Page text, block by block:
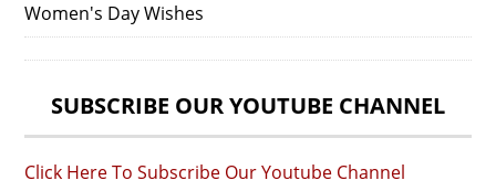
Women's Day Wishes
SUBSCRIBE OUR YOUTUBE CHANNEL
Click Here To Subscribe Our Youtube Channel